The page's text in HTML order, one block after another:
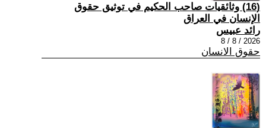
(16) وثائقيات صاحب الحكيم في توثيق حقوق
الإنسان في العراق
رائد عبيس
2026 / 8 / 8
حقوق الانسان